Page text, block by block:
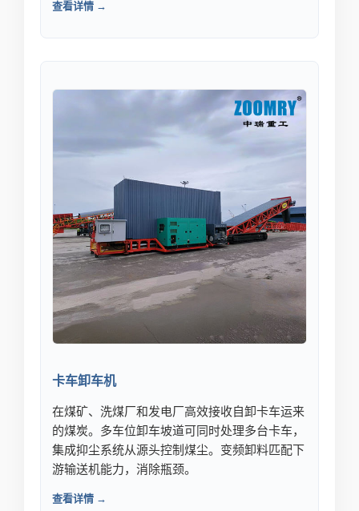
查看详情 →
卡车卸车机
在煤矿、洗煤厂和发电厂高效接收自卸卡车运来
的煤炭。多车位卸车坡道可同时处理多台卡车，
集成抑尘系统从源头控制煤尘。变频卸料匹配下
游输送机能力，消除瓶颈。
查看详情 →